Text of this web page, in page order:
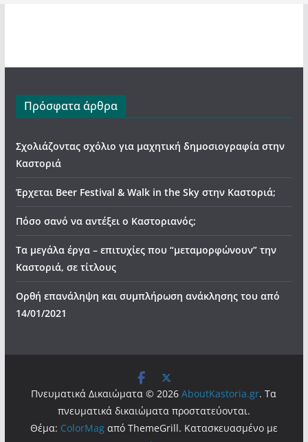
Πρόσφατα άρθρα
Σχολιάζοντας σχόλιο για μαχητική δημοσιογραφία στην
Καστοριά
Έρχεται Beer Festival & Walk in the Sky στην Καστοριά;
Πόσο σανό να αντέξει ο Καστοριανός;
Τα μεγάλα έργα – επιτυχίες που “μεταμορφώνουν” την
Καστοριά, σε τίτλους
Ορθή επανάληψη και συμπλήρωση ανάκλησης του από
14/01/2021
Πνευματικά Δικαιώματα © 2026AboutKastoria.gr. Τα
πνευματικά δικαιώματα προστατεύονται.
Θέμα: ColorMagαπό ThemeGrill. Κατασκευασμένο με